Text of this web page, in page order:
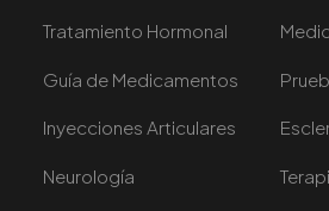
Tratamiento Hormonal
Guía de Medicamentos
Inyecciones Articulares
Neurología